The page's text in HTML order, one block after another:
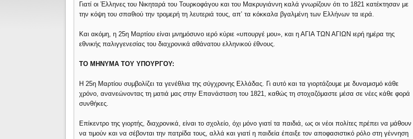
Γιατί οι Έλληνες του Νικηταρά του Τουρκοφάγου και του Μακρυγιάννη καλά γνωρίζουν ότι το 1821 κατέκτησαν με
την κόψη του σπαθιού την τρομερή τη λευτεριά τους, απ’ τα κόκκαλα βγαλμένη των Ελλήνων τα ιερά.
Και ακόμη, η 25η Μαρτίου είναι μνημόσυνο ιερό κύριε «υπουργέ μου», και η ΑΓΙΑ ΤΩΝ ΑΓΙΩΝ ιερή ημέρα της
εθνικής παλιγγενεσίας του διαχρονικά αθάνατου ελληνικού έθνους.
ΤΟ ΜΗΝΥΜΑ ΤΟΥ ΥΠΟΥΡΓΟΥ:
Η 25η Μαρτίου συμβολίζει τα γενέθλια της σύγχρονης Ελλάδας. Γι αυτό και τα γιορτάζουμε με δυναμισμό κάθε
χρόνο, ανανεώνοντας τη ματιά μας στην Επανάσταση του 1821, καθώς τη στοχαζόμαστε μέσα σε νέες κάθε φορά
συνθήκες.
Επίκεντρο της γιορτής, διαχρονικά, είναι το σχολείο, όχι μόνο γιατί τα παιδιά, ως οι νέοι πολίτες πρέπει να μάθουν
να τιμούν και να σέβονται την πατρίδα τους, αλλά και γιατί η παιδεία έπαιξε τον αποφασιστικό ρόλο στη γέννηση